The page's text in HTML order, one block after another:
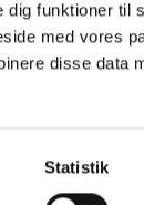
funktioner til
med vores
disse data
Statistik
hans
og mestring.